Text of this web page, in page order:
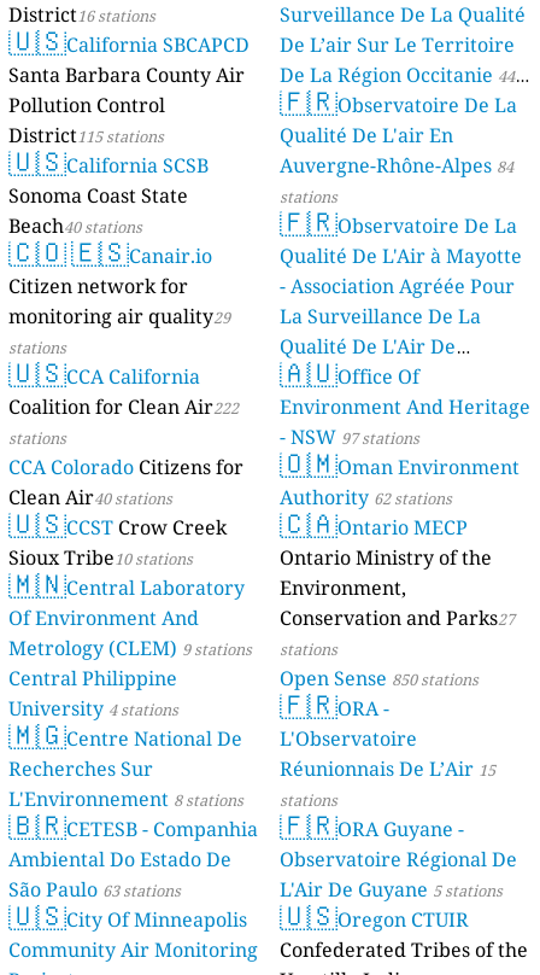
District16 stations
🇺🇸California SBCAPCD
Santa Barbara County Air
Pollution Control
District115 stations
🇺🇸California SCSB
Sonoma Coast State
Beach40 stations
🇨🇴🇪🇸Canair.io
Citizen network for
monitoring air quality29
stations
🇺🇸CCA California
Coalition for Clean Air222
stations
CCA Colorado Citizens for
Clean Air40 stations
🇺🇸CCST Crow Creek
Sioux Tribe10 stations
🇲🇳Central Laboratory
Of Environment And
Metrology (CLEM) 9 stations
Central Philippine
University 4 stations
🇲🇬Centre National De
Recherches Sur
L'Environnement 8 stations
🇧🇷CETESB - Companhia
Ambiental Do Estado De
São Paulo 63 stations
🇺🇸City Of Minneapolis
Community Air Monitoring
Surveillance De La Qualité
De L’air Sur Le Territoire
De La Région Occitanie 44
stations
🇫🇷Observatoire De La
Qualité De L'air En
Auvergne-Rhône-Alpes 84
stations
🇫🇷Observatoire De La
Qualité De L'Air à Mayotte
- Association Agréée Pour
La Surveillance De La
Qualité De L'Air De
Mayotte 4 stations
🇦🇺Office Of
Environment And Heritage
- NSW 97 stations
🇴🇲Oman Environment
Authority 62 stations
🇨🇦Ontario MECP
Ontario Ministry of the
Environment,
Conservation and Parks27
stations
Open Sense 850 stations
🇫🇷ORA -
L'Observatoire
Réunionnais De L’Air 15
stations
🇫🇷ORA Guyane -
Observatoire Régional De
L'Air De Guyane 5 stations
🇺🇸Oregon CTUIR
Confederated Tribes of the